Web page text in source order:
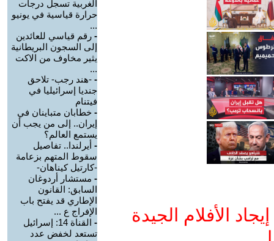
الأفلام الجيدة
الغربية تسجل درجات
حرارة قياسية في يونيو
...
- رقم قياسي للعائدين
إلى السجون البريطانية
يثير مخاوف من الاكت
...
- -هند رجب- تلاحق
جنديا إسرائيليا في
فيتنام
- خطابان متباينان في
إيران.. إلى من يجب أن
يستمع العالم؟
- أيرلندا.. تفاصيل
سقوط المتهم بزعامة
-كارتيل كيناهان-
- مستشار أردوغان
السابق: القانون
الإطاري قد يفتح باب
الإفراج ع ...
-
القناة 14: إسرائيل
تستعد لخفض عدد